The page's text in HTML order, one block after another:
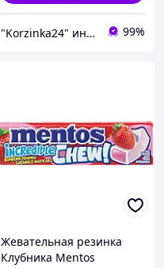
"Korzinka24" интернет магазин 99%
Жевательная резинка
Клубника Mentos